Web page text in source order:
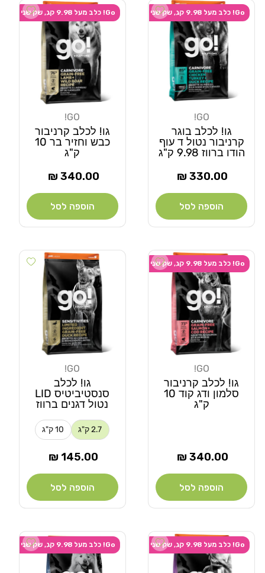
Add wishlist
Go! כלב מעל 9.98 קג, שק שני ב-20% הנחה
GO!
גו! לכלב בוגר
קרניבור נטול ד עוף
הודו ברווז 9.98 ק"ג
מחיר
330.00 ₪
הוספה לסל
Add wishlist
Go! כלב מעל 9.98 קג, שק שני ב-20% הנחה
GO!
גו! לכלב קרניבור
כבש וחזיר בר 10
ק"ג
מחיר
340.00 ₪
הוספה לסל
Add wishlist
Go! כלב מעל 9.98 קג, שק שני ב-20% הנחה
GO!
גו! לכלב קרניבור
סלמון ודג קוד 10
ק"ג
מחיר
340.00 ₪
הוספה לסל
Add wishlist
GO!
גו! לכלב
סנסטיביטיס LID
נטול דגנים ברווז
2.7 ק"ג 10 ק"ג
מחיר
145.00 ₪
הוספה לסל
Add wishlist
Go! כלב מעל 9.98 קג, שק שני ב-20% הנחה
Add wishlist
Go! כלב מעל 9.98 קג, שק שני ב-20% הנחה